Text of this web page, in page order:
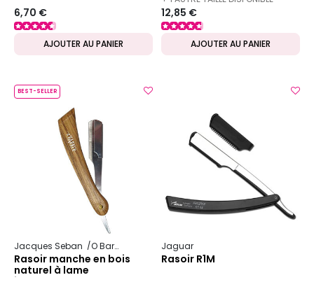
6,70 €
AJOUTER AU PANIER
12,85 €
AJOUTER AU PANIER
BEST-SELLER
Jacques Seban O Barber
Rasoir manche en bois
naturel à lame
interchangeable O'Barber
Jaguar
Rasoir R1M